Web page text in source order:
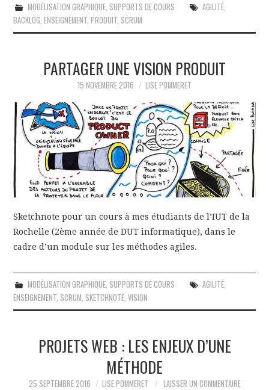
MODÉLISATION GRAPHIQUE, SUPPORTS DE COURS AGILITÉ,
BACKLOG,ENSEIGNEMENT,PRODUIT, SCRUM
PARTAGER UNE VISION PRODUIT
15 NOVEMBRE 2016 LISE POMMERET
Sketchnote pour un cours à mes étudiants de l’IUT de la
Rochelle (2ème année de DUT informatique), dans le
cadre d’un module sur les méthodes agiles.
MODÉLISATION GRAPHIQUE, SUPPORTS DE COURS AGILITÉ,
ENSEIGNEMENT, SCRUM, SKETCHNOTE,VISION
PROJETS WEB : LES ENJEUX D’UNE
MÉTHODE
25 SEPTEMBRE 2016 LISE POMMERET LAISSER UN COMMENTAIRE